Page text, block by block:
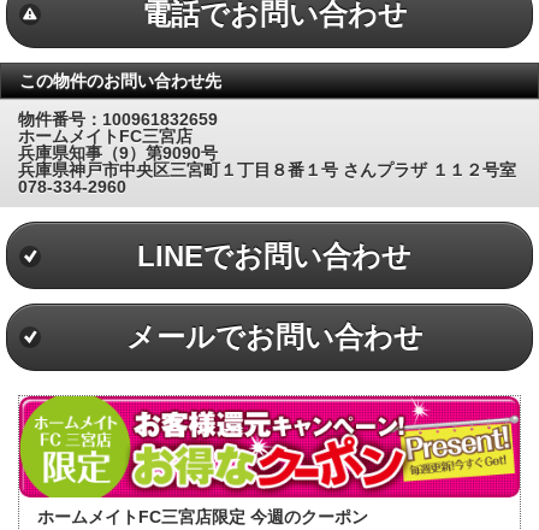
電話でお問い合わせ
この物件のお問い合わせ先
物件番号：100961832659
ホームメイトFC三宮店
兵庫県知事（9）第9090号
兵庫県神戸市中央区三宮町１丁目８番１号 さんプラザ １１２号室
078-334-2960
LINEでお問い合わせ
メールでお問い合わせ
ホームメイトFC三宮店限定 今週のクーポン